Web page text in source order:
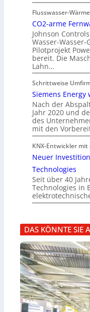
Flusswasser-
CO2-arme
Johnson
Wasser-
Pilotprojekt
bereit. Die
Lahn…
Schrittweise
Siemens
Nach der
Jahr 2020 und
des
mit den
KNX-Entwickler
Neuer
Technologies
Seit über 40
Technologies in
DAS KÖNNTE SIE